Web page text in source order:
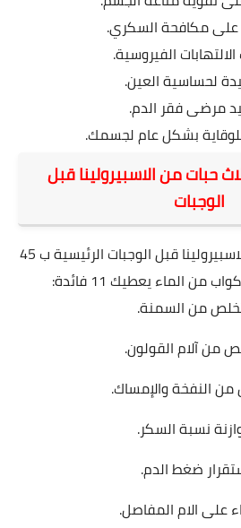
مكافحة السكري.
الفيروسية.
لحساسية العين.
مرضى فقر الدم.
بشكل عام لجسمك.
حبات من الاسبيرولينا قبل
الوجبات
استخدام ثلاث حبات من الاسبيرولينا قبل الوجبات الرئيسية ب 45